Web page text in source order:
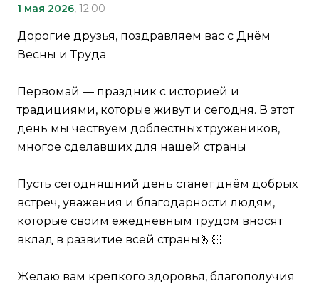
1 мая 2026, 12:00
Дорогие друзья, поздравляем вас с Днём
Весны и Труда
Первомай — праздник с историей и
традициями, которые живут и сегодня. В этот
день мы чествуем доблестных тружеников,
многое сделавших для нашей страны ️
Пусть сегодняшний день станет днём добрых
встреч, уважения и благодарности людям,
которые своим ежедневным трудом вносят
вклад в развитие всей страны🫰🏻
Желаю вам крепкого здоровья, благополучия